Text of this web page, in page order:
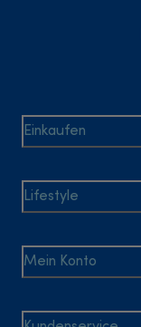
Einkaufen
Lifestyle
Mein Konto